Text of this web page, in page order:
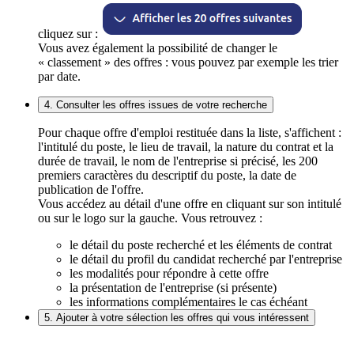
cliquez sur :
Vous avez également la possibilité de changer le
« classement » des offres : vous pouvez par exemple les trier
par date.
4. Consulter les offres issues de votre recherche
Pour chaque offre d'emploi restituée dans la liste, s'affichent :
l'intitulé du poste, le lieu de travail, la nature du contrat et la
durée de travail, le nom de l'entreprise si précisé, les 200
premiers caractères du descriptif du poste, la date de
publication de l'offre.
Vous accédez au détail d'une offre en cliquant sur son intitulé
ou sur le logo sur la gauche. Vous retrouvez :
le détail du poste recherché et les éléments de contrat
le détail du profil du candidat recherché par l'entreprise
les modalités pour répondre à cette offre
la présentation de l'entreprise (si présente)
les informations complémentaires le cas échéant
5. Ajouter à votre sélection les offres qui vous intéressent